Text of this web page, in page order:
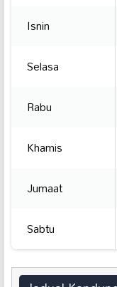
Isnin
Selasa
Rabu
Khamis
Jumaat
Sabtu